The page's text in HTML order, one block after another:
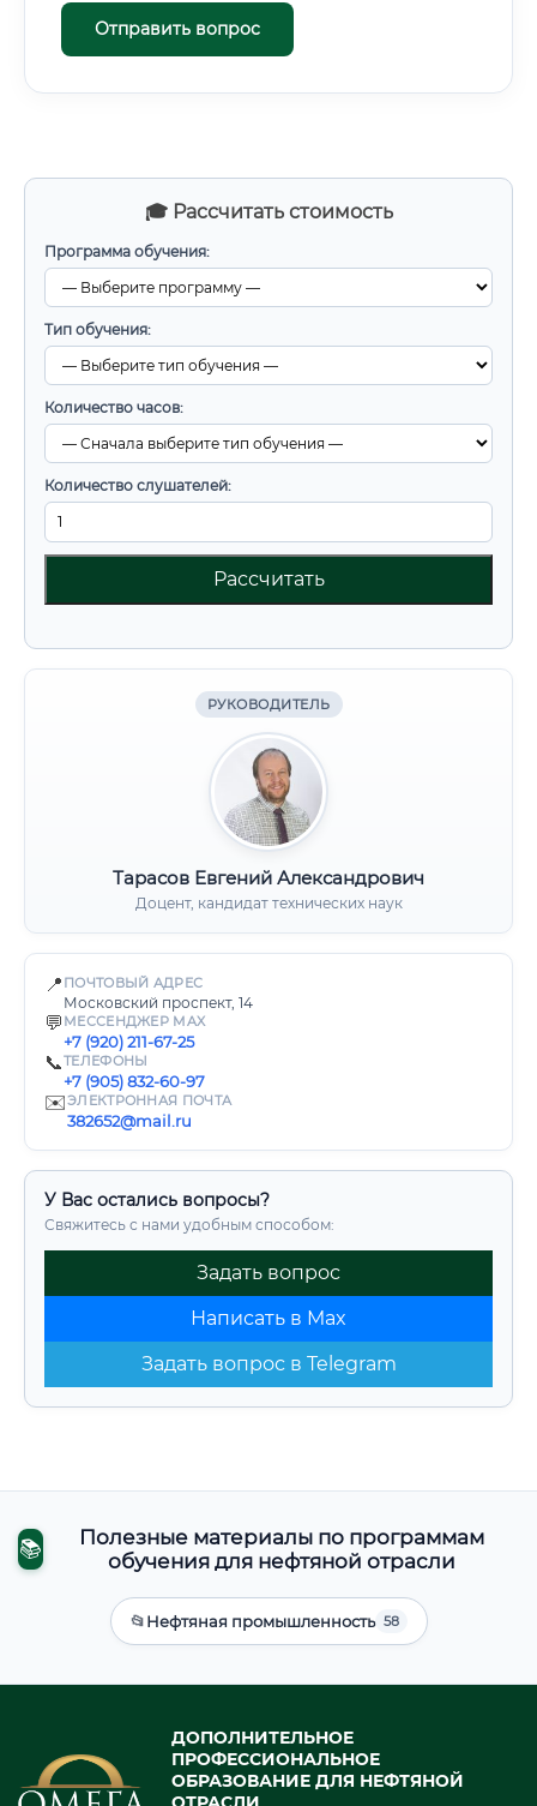
🎓 Рассчитать стоимость
Программа обучения:
Тип обучения:
Количество часов:
Количество слушателей:
Рассчитать
РУКОВОДИТЕЛЬ
Тарасов Евгений Александрович
Доцент, кандидат технических наук
📍 ПОЧТОВЫЙ АДРЕС
Московский проспект, 14
💬 МЕССЕНДЖЕР MAX
+7 (920) 211-67-25
📞ТЕЛЕФОНЫ
+7 (905) 832-60-97
✉️ЭЛЕКТРОННАЯ ПОЧТА
382652@mail.ru
У Вас остались вопросы?
Свяжитесь с нами удобным способом:
Задать вопрос
Написать в Max
Задать вопрос в Telegram
Отправить вопрос
📚
Полезные материалы по программам
обучения для нефтяной отрасли
📂Нефтяная промышленность 58
ДОПОЛНИТЕЛЬНОЕ
ПРОФЕССИОНАЛЬНОЕ
ОБРАЗОВАНИЕ ДЛЯ НЕФТЯНОЙ